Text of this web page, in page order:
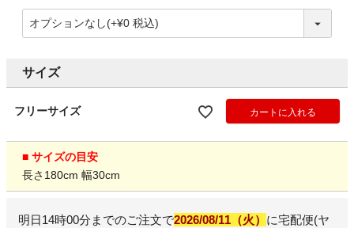
サイズ
フリーサイズ カートに入れる
■ サイズの目安
長さ180cm 幅30cm
明日14時00分 までのご注文で2026/08/11（火） に宅配便(ヤ